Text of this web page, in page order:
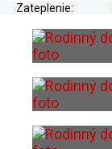
Zateplenie:
Parkovanie:
Elektrika:
Plyn:
Kúrenie:
Voda:
Internet: